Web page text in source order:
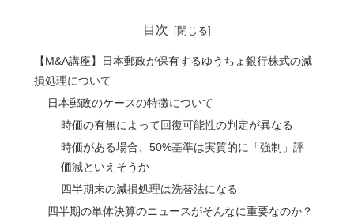
目次
【M&A講座】日本郵政が保有するゆうちょ銀行株式の減
損処理について
日本郵政のケースの特徴について
時価の有無によって回復可能性の判定が異なる
時価がある場合、50%基準は実質的に「強制」評
価減といえそうか
四半期末の減損処理は洗替法になる
四半期の単体決算のニュースがそんなに重要なのか？